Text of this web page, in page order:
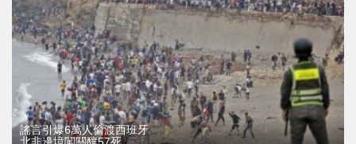
謠言引爆6萬人偷渡西班牙